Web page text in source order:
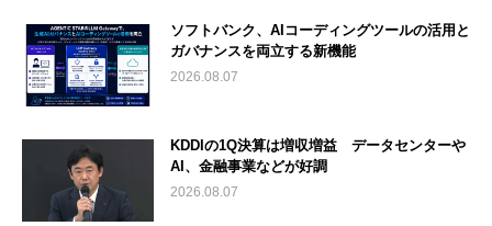
ソフトバンク、AIコーディングツールの活用と
ガバナンスを両立する新機能
2026.08.07
KDDIの1Q決算は増収増益 データセンターや
AI、金融事業などが好調
2026.08.07